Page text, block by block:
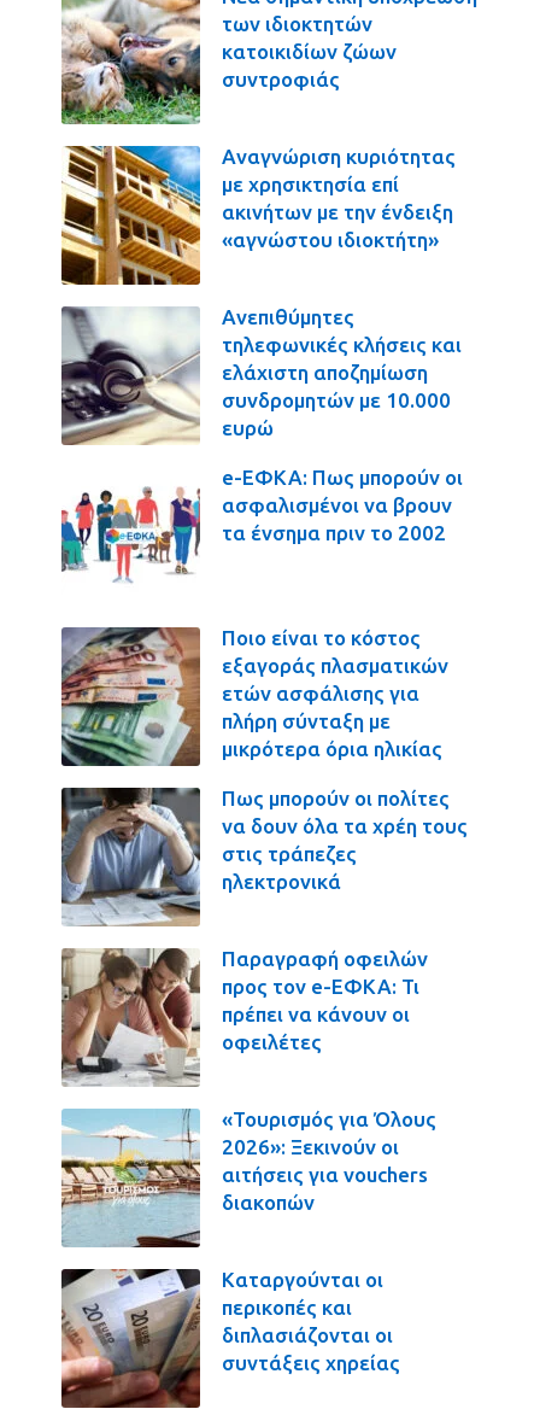
των ιδιοκτητών
κατοικιδίων ζώων
συντροφιάς
Αναγνώριση κυριότητας
με χρησικτησία επί
ακινήτων με την ένδειξη
«αγνώστου ιδιοκτήτη»
Ανεπιθύμητες
τηλεφωνικές κλήσεις και
ελάχιστη αποζημίωση
συνδρομητών με 10.000
ευρώ
e-ΕΦΚΑ: Πως μπορούν οι
ασφαλισμένοι να βρουν
τα ένσημα πριν το 2002
Ποιο είναι το κόστος
εξαγοράς πλασματικών
ετών ασφάλισης για
πλήρη σύνταξη με
μικρότερα όρια ηλικίας
Πως μπορούν οι πολίτες
να δουν όλα τα χρέη τους
στις τράπεζες
ηλεκτρονικά
Παραγραφή οφειλών
προς τον e-ΕΦΚΑ: Τι
πρέπει να κάνουν οι
οφειλέτες
«Τουρισμός για Όλους
2026»: Ξεκινούν οι
αιτήσεις για vouchers
διακοπών
Καταργούνται οι
περικοπές και
διπλασιάζονται οι
συντάξεις χηρείας